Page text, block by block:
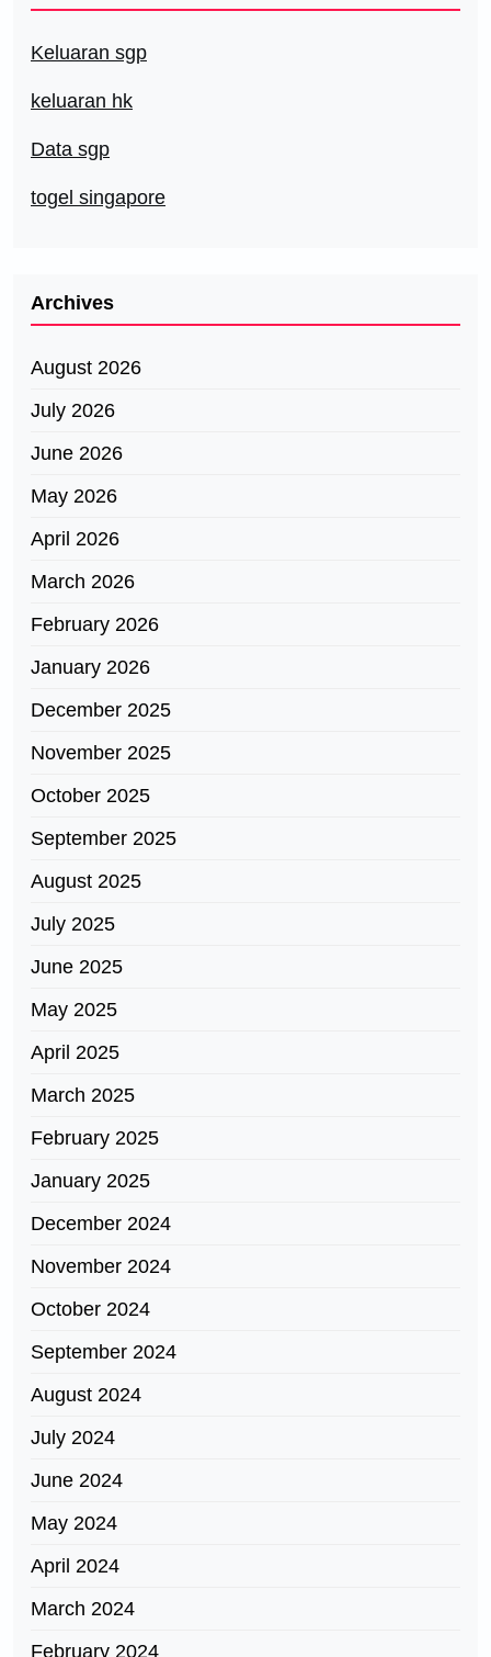
Keluaran sgp
keluaran hk
Data sgp
togel singapore
Archives
August 2026
July 2026
June 2026
May 2026
April 2026
March 2026
February 2026
January 2026
December 2025
November 2025
October 2025
September 2025
August 2025
July 2025
June 2025
May 2025
April 2025
March 2025
February 2025
January 2025
December 2024
November 2024
October 2024
September 2024
August 2024
July 2024
June 2024
May 2024
April 2024
March 2024
February 2024